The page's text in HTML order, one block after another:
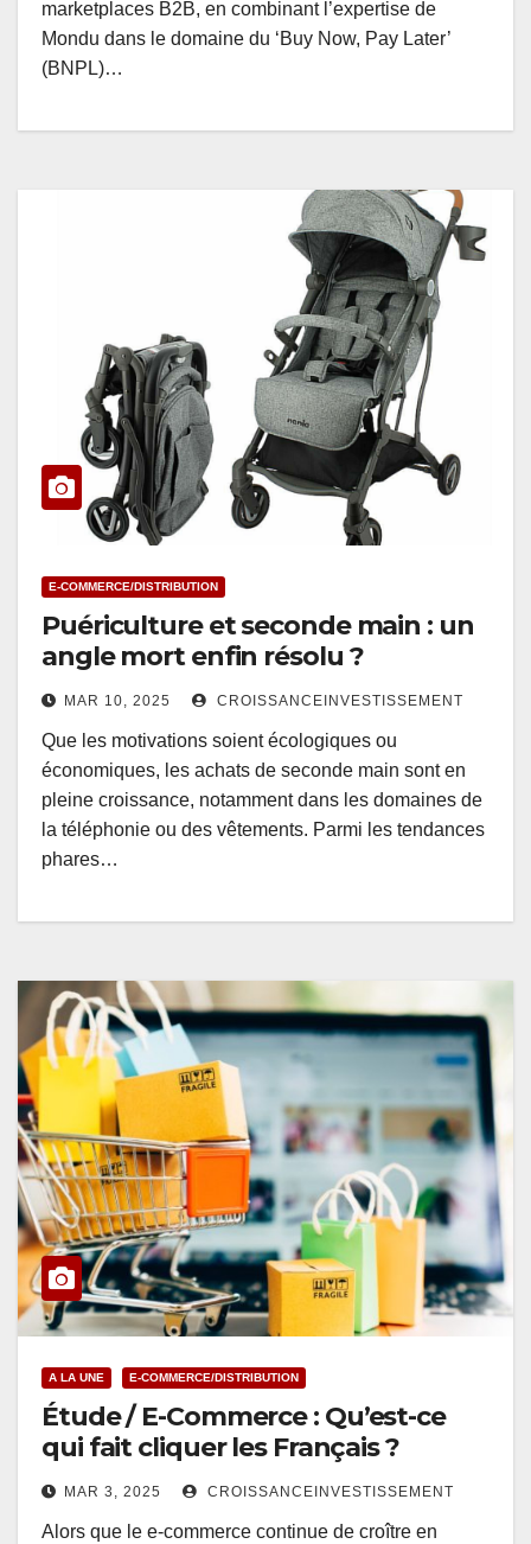
marketplaces B2B, en combinant l’expertise de
Mondu dans le domaine du ‘Buy Now, Pay Later’
(BNPL)…
E-COMMERCE/DISTRIBUTION
Puériculture et seconde main : un
angle mort enfin résolu ?
MAR 10, 2025 CROISSANCEINVESTISSEMENT
Que les motivations soient écologiques ou
économiques, les achats de seconde main sont en
pleine croissance, notamment dans les domaines de
la téléphonie ou des vêtements. Parmi les tendances
phares…
A LA UNE E-COMMERCE/DISTRIBUTION
Étude / E-Commerce : Qu’est-ce
qui fait cliquer les Français ?
MAR 3, 2025 CROISSANCEINVESTISSEMENT
Alors que le e-commerce continue de croître en